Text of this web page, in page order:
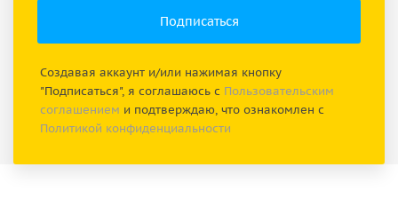
Создавая аккаунт и/или нажимая кнопку
"Подписаться", я соглашаюсь с Пользовательским
соглашением и подтверждаю, что ознакомлен с
Политикой конфиденциальности